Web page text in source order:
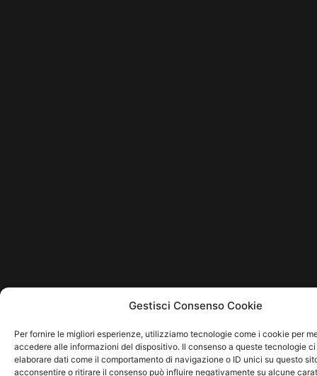
Gestisci Consenso Cookie
Per fornire le migliori esperienze, utilizziamo tecnologie come i cookie per
accedere alle informazioni del dispositivo. Il consenso a queste tecnologie
elaborare dati come il comportamento di navigazione o ID unici su questo
acconsentire o ritirare il consenso può influire negativamente su alcune